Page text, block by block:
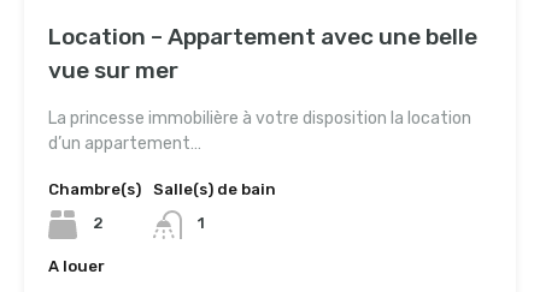
Location – Appartement avec une belle
vue sur mer
La princesse immobilière à votre disposition la location
d’un appartement…
Chambre(s)
2
Salle(s) de bain
1
A louer